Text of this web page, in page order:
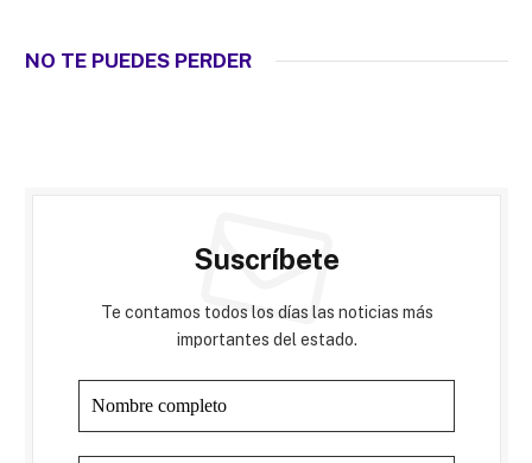
NO TE PUEDES PERDER
Suscríbete
Te contamos todos los días las noticias más
importantes del estado.